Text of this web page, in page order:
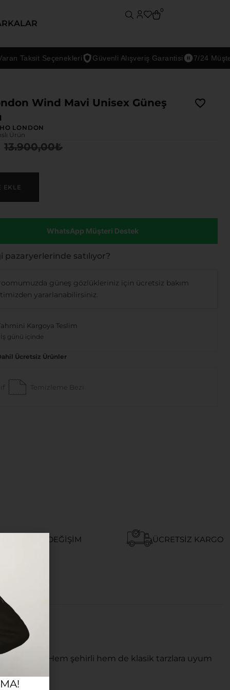
0
Seçenekleri Güvenli Alışveriş Garantisi 7/24 Müşteri
Wind Mavi Unisex Güneş
LONDON
Ürün
13.900,00₺
EKLE
WhatsApp Müşteri Destek
pazaryerlerinde satılıyor?
güneş gözlükleriniz için ücretsiz bakım
yararlanabilirsiniz.
Kargoya Teslim
İş günü içinde
Ücretsiz Ürünler
Temizleme Bezi
İADE VE DEĞIŞIM ÜCRETSIZ KARGO
sunar. Hem şehirli hem de klasik tarzlara uyum